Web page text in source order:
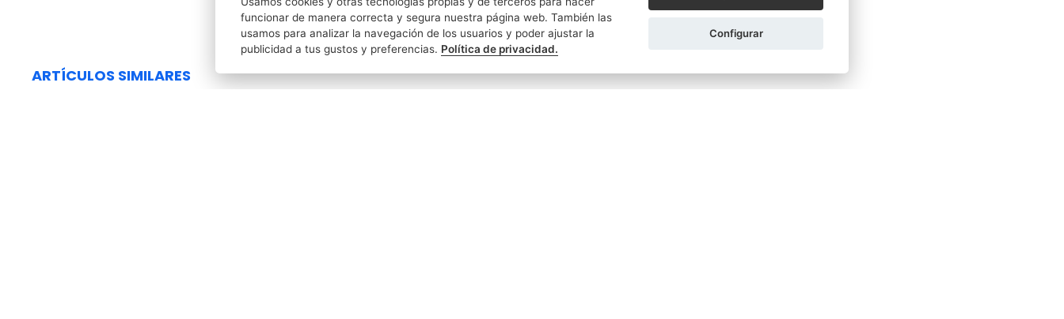
ARTÍCULOS SIMILARES
funcionar de manera correcta y segura nuestra página web. También las
usamos para analizar la navegación de los usuarios y poder ajustar la
publicidad a tus gustos y preferencias. Política de privacidad.
Configurar